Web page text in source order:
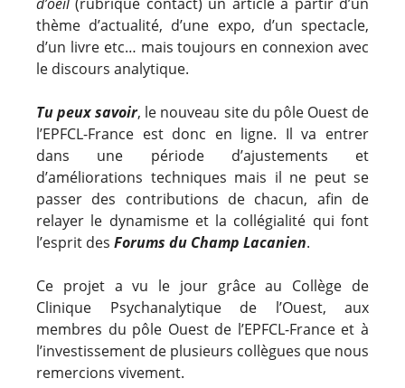
thème d’actualité, d’une expo, d’un spectacle,
d’un livre etc… mais toujours en connexion avec
le discours analytique.
Tu peux savoir, le nouveau site du pôle Ouest de
l’EPFCL-France est donc en ligne. Il va entrer
dans une période d’ajustements et
d’améliorations techniques mais il ne peut se
passer des contributions de chacun, afin de
relayer le dynamisme et la collégialité qui font
l’esprit des Forums du Champ Lacanien.
Ce projet a vu le jour grâce au Collège de
Clinique Psychanalytique de l’Ouest, aux
membres du pôle Ouest de l’EPFCL-France et à
l’investissement de plusieurs collègues que nous
remercions vivement.